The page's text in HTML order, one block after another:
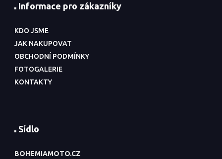
Informace pro zákazníky
KDO JSME
JAK NAKUPOVAT
OBCHODNÍ PODMÍNKY
FOTOGALERIE
KONTAKTY
Sídlo
BOHEMIAMOTO.CZ